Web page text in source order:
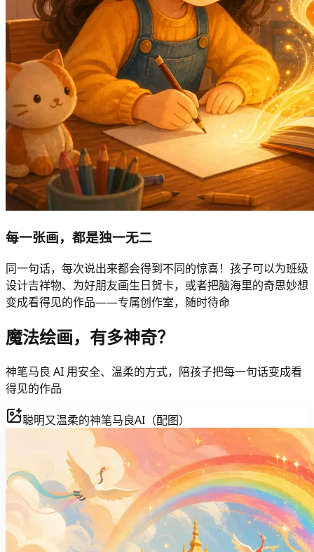
每一张画，都是独一无二
同一句话，每次说出来都会得到不同的惊喜！孩子可以为班级
设计吉祥物、为好朋友画生日贺卡，或者把脑海里的奇思妙想
变成看得见的作品——专属创作室，随时待命
魔法绘画，有多神奇？
神笔马良 AI 用安全、温柔的方式，陪孩子把每一句话变成看
得见的作品
聪明又温柔的神笔马良AI（配图）